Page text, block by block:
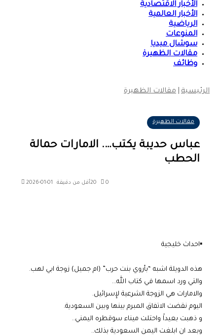
الأخبار الاقتصادية
الأخبار العالمية
الرياضية
المنوعات
سوشال ميديا
مقالات الظهيرة
وظائف
الرئيسية|مقالات الظهيرة
مقالات الظهيرة
عباس حديبة يكتب…. الامارات حمالة
الحطب
2026-01-01 20 أقل من دقيقة
▪️احداث خليجية
هذه الدويلة اشبه “بأروي بنت حرب” (ام جميل) زوجة ابي لهب.
والتي ورد اسمها في كتاب الله…
والامارات هي الزوجة الشرعية لإِسرائيل.
اليوم نقضت الاتفاق المبرم بينها وبين السعودية.
و ذهبت بعيداََ واحتلت ميناء سوقطره اليمني..
وبعد ان ابلغت اليمن السعودية بذلك..